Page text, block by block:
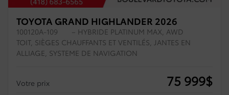
TOYOTA GRAND HIGHLANDER 2026
100120A-109
– HYBRIDE PLATINUM MAX, AWD
TOIT, SIÈGES CHAUFFANTS ET VENTILÉS, JANTES EN
ALLIAGE, SYSTEME DE NAVIGATION
Votre prix 75 999$